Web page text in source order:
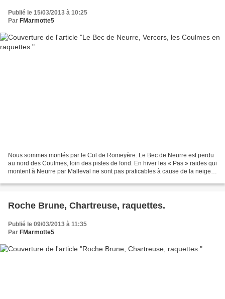
Publié le 15/03/2013 à 10:25
Par FMarmotte5
Nous sommes montés par le Col de Romeyère. Le Bec de Neurre est perdu
au nord des Coulmes, loin des pistes de fond. En hiver les « Pas » raides qui
montent à Neurre par Malleval ne sont pas praticables à cause de la neige.
Roche Brune, Chartreuse, raquettes.
Publié le 09/03/2013 à 11:35
Par FMarmotte5